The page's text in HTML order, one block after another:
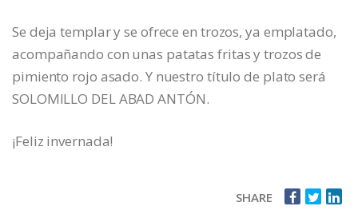
Se deja templar y se ofrece en trozos, ya emplatado,
acompañando con unas patatas fritas y trozos de
pimiento rojo asado. Y nuestro título de plato será
SOLOMILLO DEL ABAD ANTÓN.
¡Feliz invernada!
SHARE